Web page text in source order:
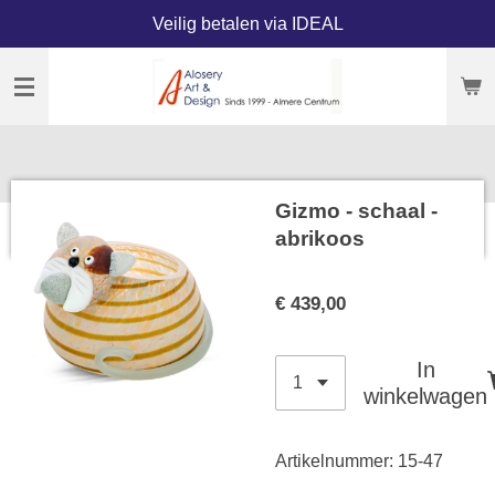
naar
Veilig betalen via IDEAL
Gizmo - schaal -
abrikoos
€ 439,00
In
winkelwagen
Artikelnummer: 15-47